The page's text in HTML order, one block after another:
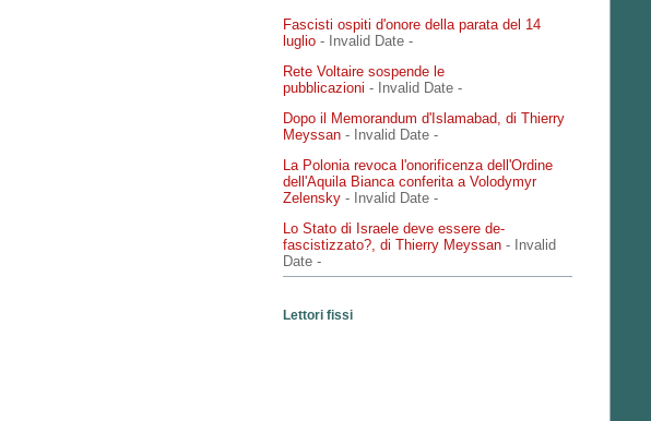
Fascisti ospiti d'onore della parata del 14
luglio - Invalid Date -
Rete Voltaire sospende le
pubblicazioni - Invalid Date -
Dopo il Memorandum d'Islamabad, di Thierry
Meyssan - Invalid Date -
La Polonia revoca l'onorificenza dell'Ordine
dell'Aquila Bianca conferita a Volodymyr
Zelensky - Invalid Date -
Lo Stato di Israele deve essere de-
fascistizzato?, di Thierry Meyssan - Invalid
Date -
Lettori fissi